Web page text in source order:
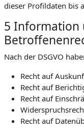
dieser Profildaten bis
5 Information
Nach der DSGVO
Recht auf
Recht auf
Recht auf
Recht auf